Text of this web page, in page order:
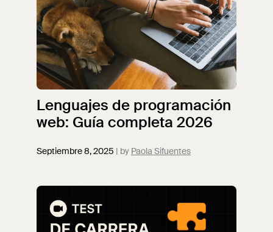
Lenguajes de programación
web: Guía completa 2026
Septiembre 8, 2025 Paola Sifuentes